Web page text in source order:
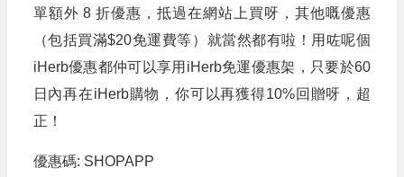
單額外 8 折優惠，抵過在網站上買呀，其他嘅優惠
（包括買滿$20免運費等）就當然都有啦！用咗呢個
iHerb優惠都仲可以享用iHerb免運優惠架，只要於60
日內再在iHerb購物，你可以再獲得10%回贈呀，超
正！
優惠碼: SHOPAPP